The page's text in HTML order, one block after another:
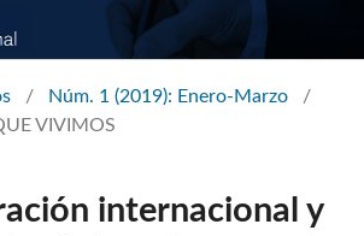
/ Núm. 1 (2019): Enero-Marzo
/
VIVIMOS
internacional y